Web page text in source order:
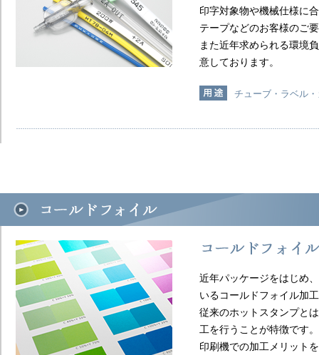
印字対象物や機械仕様に
テープなどのお客様のご
また近年求められる環境
意しております。
チューブ・ラベル
近年パッケージをはじめ
いるコールドフォイル加
従来のホットスタンプと
工を行うことが特徴です。
印刷機での加工メリット